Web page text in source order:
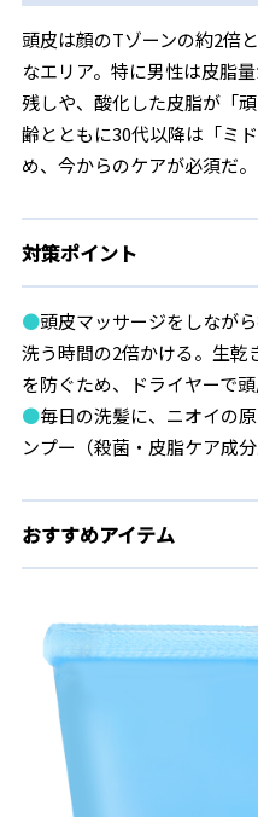
頭皮は顔のTゾーンの約2倍
なエリア。特に男性は皮脂
残しや、酸化した皮脂が「
齢とともに30代以降は「ミ
め、今からのケアが必須だ。
対策ポイント
●頭皮マッサージをしなが
洗う時間の2倍かける。生乾
を防ぐため、ドライヤーで
●毎日の洗髪に、ニオイの
ンプー（殺菌・皮脂ケア成
おすすめアイテム